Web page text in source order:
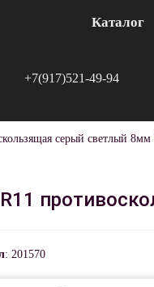
Каталог
+7(917)521-49-94
серый светлый 8мм
: 201570